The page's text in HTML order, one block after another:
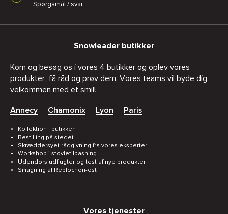
Spørgsmål / svar
Snowleader butikker
Kom og besøg os i vores 4 butikker og oplev vores
produkter, få råd og prøv dem. Vores teams vil byde dig
velkommen med et smil!
Annecy Chamonix Lyon Paris
Kollektion i butikken
Bestilling på stedet
Skræddersyet rådgivning fra vores eksperter
Workshop i støvletilpasning
Udendørs udflugter og test af nye produkter
Smagning af Reblochon-ost
Vores tjenester